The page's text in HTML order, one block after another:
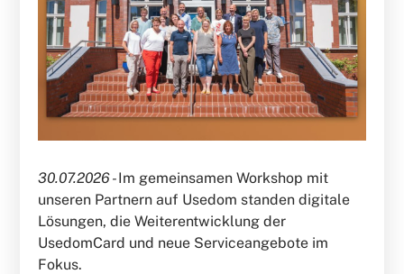
30.07.2026 -Im gemeinsamen Workshop mit
unseren Partnern auf Usedom standen digitale
Lösungen, die Weiterentwicklung der
UsedomCard und neue Serviceangebote im
Fokus.